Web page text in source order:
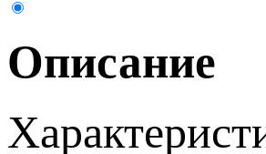
Описание